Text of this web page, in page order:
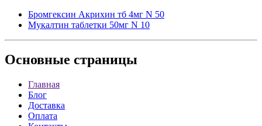
Бромгексин Акрихин тб 4мг N 50
Мукалтин таблетки 50мг N 10
Основные страницы
Главная
Блог
Доставка
Оплата